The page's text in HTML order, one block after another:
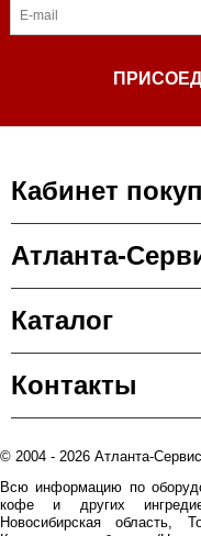
Кабинет
Атланта-
Каталог
Контакты
© 2004 - 2026 Атланта-
Всю информацию по
кофе и других
Новосибирская